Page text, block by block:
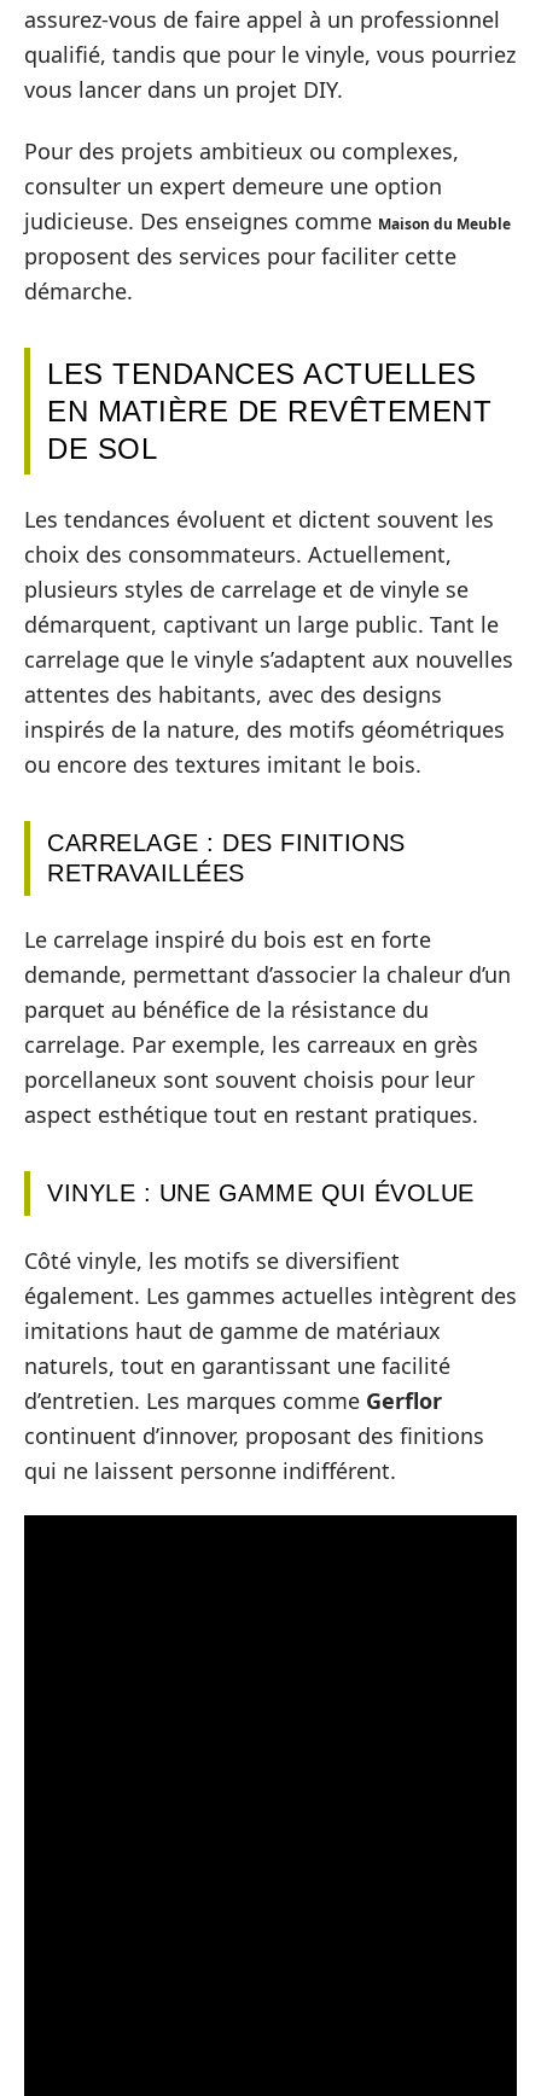
assurez-vous de faire appel à un professionnel
qualifié, tandis que pour le vinyle, vous pourriez
vous lancer dans un projet DIY.
Pour des projets ambitieux ou complexes,
consulter un expert demeure une option
judicieuse. Des enseignes comme Maison du Meuble
proposent des services pour faciliter cette
démarche.
LES TENDANCES ACTUELLES
EN MATIÈRE DE REVÊTEMENT
DE SOL
Les tendances évoluent et dictent souvent les
choix des consommateurs. Actuellement,
plusieurs styles de carrelage et de vinyle se
démarquent, captivant un large public. Tant le
carrelage que le vinyle s’adaptent aux nouvelles
attentes des habitants, avec des designs
inspirés de la nature, des motifs géométriques
ou encore des textures imitant le bois.
CARRELAGE : DES FINITIONS
RETRAVAILLÉES
Le carrelage inspiré du bois est en forte
demande, permettant d’associer la chaleur d’un
parquet au bénéfice de la résistance du
carrelage. Par exemple, les carreaux en grès
porcellaneux sont souvent choisis pour leur
aspect esthétique tout en restant pratiques.
VINYLE : UNE GAMME QUI ÉVOLUE
Côté vinyle, les motifs se diversifient
également. Les gammes actuelles intègrent des
imitations haut de gamme de matériaux
naturels, tout en garantissant une facilité
d’entretien. Les marques comme Gerflor
continuent d’innover, proposant des finitions
qui ne laissent personne indifférent.